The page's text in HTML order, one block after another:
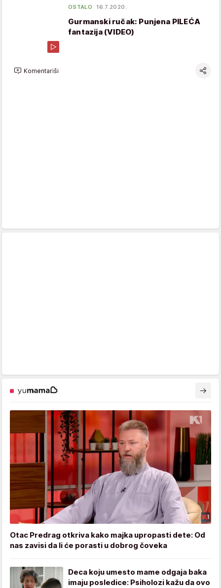
OSTALO 16.7.2020.
Gurmanski ručak: Punjena PILEĆA
fantazija (VIDEO)
Komentariši
Otac Predrag otkriva kako majka upropasti dete: Od
nas zavisi da li će porasti u dobrog čoveka
Deca koju umesto mame odgaja baka
imaju posledice: Psiholozi kažu da ovo